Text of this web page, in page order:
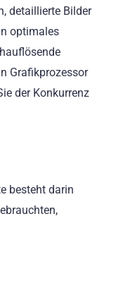
detaillierte Bilder
optimales
Grafikprozessor
der Konkurrenz
besteht darin